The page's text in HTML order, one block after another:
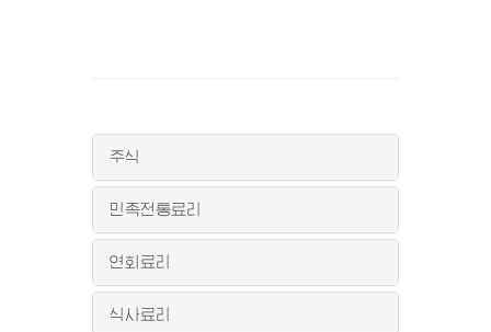
주식
민족전통료리
연회료리
식사료리